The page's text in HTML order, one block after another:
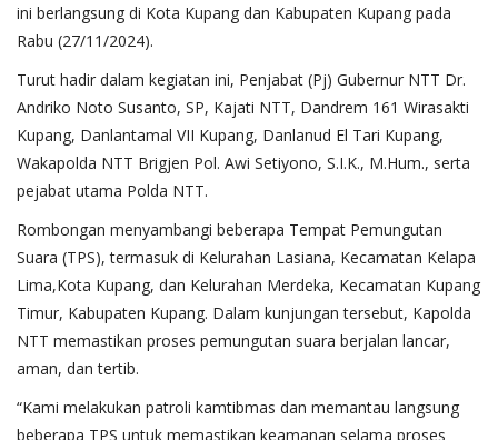
ini berlangsung di Kota Kupang dan Kabupaten Kupang pada
Rabu (27/11/2024).
Turut hadir dalam kegiatan ini, Penjabat (Pj) Gubernur NTT Dr.
Andriko Noto Susanto, SP, Kajati NTT, Dandrem 161 Wirasakti
Kupang, Danlantamal VII Kupang, Danlanud El Tari Kupang,
Wakapolda NTT Brigjen Pol. Awi Setiyono, S.I.K., M.Hum., serta
pejabat utama Polda NTT.
Rombongan menyambangi beberapa Tempat Pemungutan
Suara (TPS), termasuk di Kelurahan Lasiana, Kecamatan Kelapa
Lima,Kota Kupang, dan Kelurahan Merdeka, Kecamatan Kupang
Timur, Kabupaten Kupang. Dalam kunjungan tersebut, Kapolda
NTT memastikan proses pemungutan suara berjalan lancar,
aman, dan tertib.
“Kami melakukan patroli kamtibmas dan memantau langsung
beberapa TPS untuk memastikan keamanan selama proses